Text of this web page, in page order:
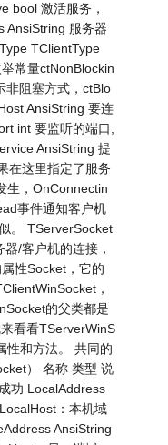
bool 激活服务，
AnsiString 服务器
TClientType
常量ctNonBlockin
非阻塞方式，ctBlo
AnsiString 要连
int 要监听的端口,
AnsiString 提
在这里指定了服务
生，OnConnectin
事件通知客户机
。 TServerSocket
/客户机的连接，
性Socket，它的
，
的父类都是
看看TServerWinS
性和方法。 共同的
） 名称 类型 说
功 LocalAddress
：本机域
AnsiString